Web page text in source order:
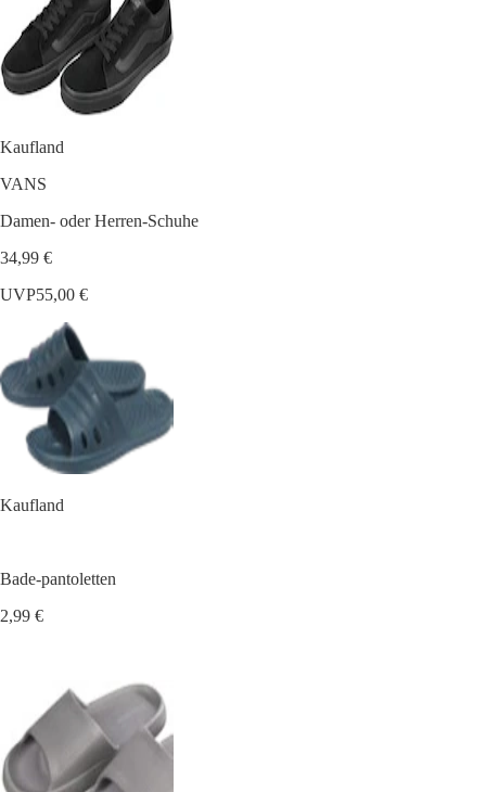
Kaufland
VANS
Damen- oder Herren-Schuhe
34,99 €
UVP55,00 €
Kaufland
Bade-pantoletten
2,99 €